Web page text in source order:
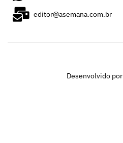
editor@asemana.com.br
Desenvolvido por